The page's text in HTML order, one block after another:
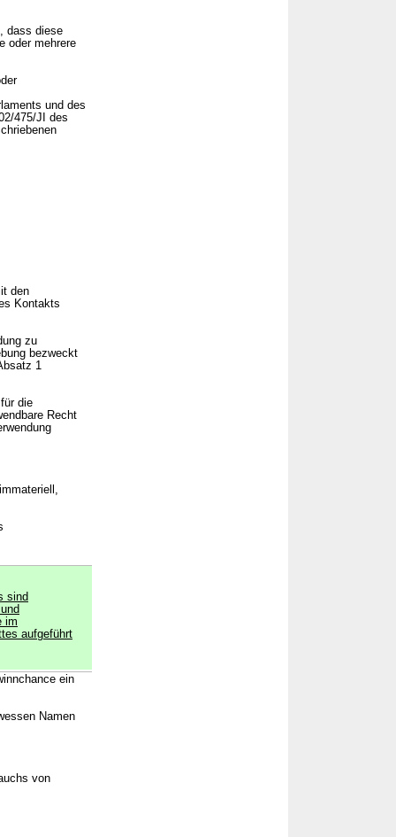
dass diese
oder mehrere
und des
475/JI des
den
Kontakts
zu
bezweckt
1
die
Recht
sind
im
aufgeführt
ein
Namen
von